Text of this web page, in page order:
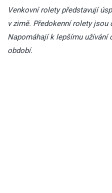
Venkovní rolety představují
v zimě. Předokenní rolety jsou
Napomáhají k lepšímu užívání
období.